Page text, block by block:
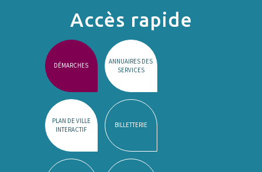
Accès rapide
DÉMARCHES
ANNUAIRES DES
SERVICES
PLAN DE VILLE
INTERACTIF
BILLETTERIE